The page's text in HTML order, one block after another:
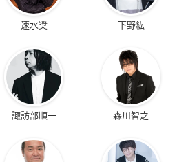
速水奨 下野紘
諏訪部順一 森川智之